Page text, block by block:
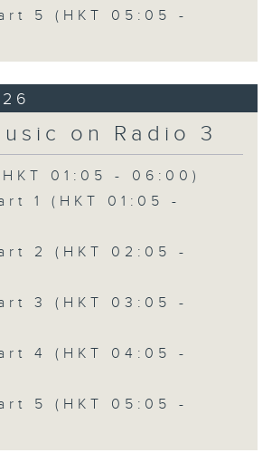
5 (HKT 05:05 -
on Radio 3
01:05 - 06:00)
1 (HKT 01:05 -
2 (HKT 02:05 -
3 (HKT 03:05 -
4 (HKT 04:05 -
5 (HKT 05:05 -